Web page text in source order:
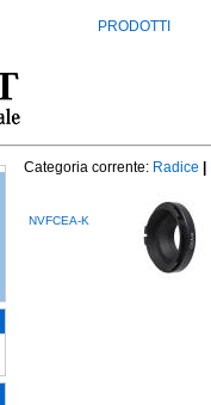
PRODOTTI
Categoria corrente: Radice
NVFCEA-K